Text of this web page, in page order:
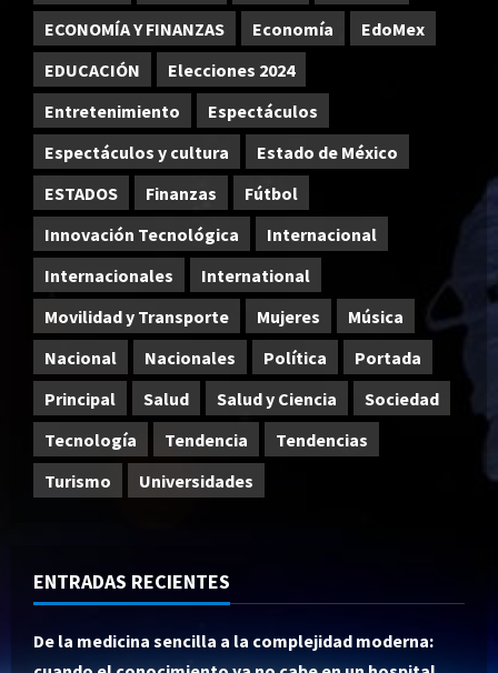
ECONOMÍA Y FINANZAS
Economía
EdoMex
EDUCACIÓN
Elecciones 2024
Entretenimiento
Espectáculos
Espectáculos y cultura
Estado de México
ESTADOS
Finanzas
Fútbol
Innovación Tecnológica
Internacional
Internacionales
International
Movilidad y Transporte
Mujeres
Música
Nacional
Nacionales Política
Portada
Principal
Salud Salud y Ciencia
Sociedad
Tecnología
Tendencia
Tendencias
Turismo
Universidades
ENTRADAS RECIENTES
De la medicina sencilla a la complejidad moderna: